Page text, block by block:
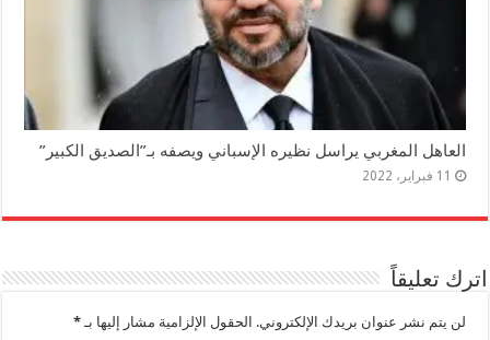
العاهل المغربي يراسل نظيره الإسباني ويصفه بـ”الصديق الكبير”
11 فبراير، 2022
اترك تعليقاً
لن يتم نشر عنوان بريدك الإلكتروني. الحقول الإلزامية مشار إليها بـ*